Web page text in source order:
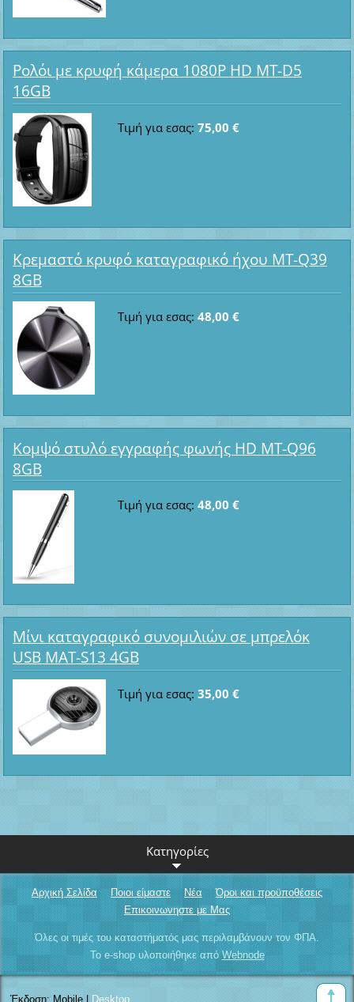
Ρολόι με κρυφή κάμερα 1080P HD MT-D5
16GB
Τιμή για εσας: 75,00 €
Κρεμαστό κρυφό καταγραφικό ήχου MT-Q39
8GB
Τιμή για εσας: 48,00 €
Κομψό στυλό εγγραφής φωνής HD MT-Q96
8GB
Τιμή για εσας: 48,00 €
Μίνι καταγραφικό συνομιλιών σε μπρελόκ
USB MAT-S13 4GB
Τιμή για εσας: 35,00 €
Κατηγορίες
Αρχική Σελίδα Ποιοι είμαστε Νέα
Όροι και προϋποθέσεις
Επικοινωνηστε με Μας
Όλες οι τιμές του καταστήματός μας περιλαμβάνουν τον ΦΠΑ.
Το e-shop υλοποιήθηκε απόWebnode
Έκδοση: Mobile| Desktop